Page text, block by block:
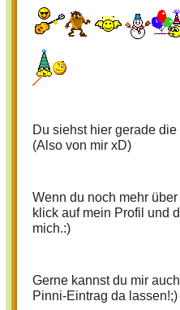
Du siehst hier gerade
(Also von mir xD)
Wenn du noch mehr
klick auf mein Profil und
mich.:)
Gerne kannst du mir
Pinni-Eintrag da lassen!;)